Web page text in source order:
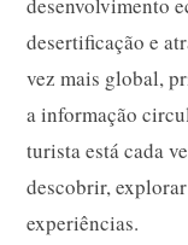
desertificação e
vez mais global,
a informação
turista está cada
descobrir,
experiências.